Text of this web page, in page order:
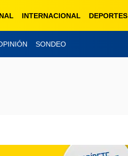
INTERNACIONAL DEPORTES
SONDEO